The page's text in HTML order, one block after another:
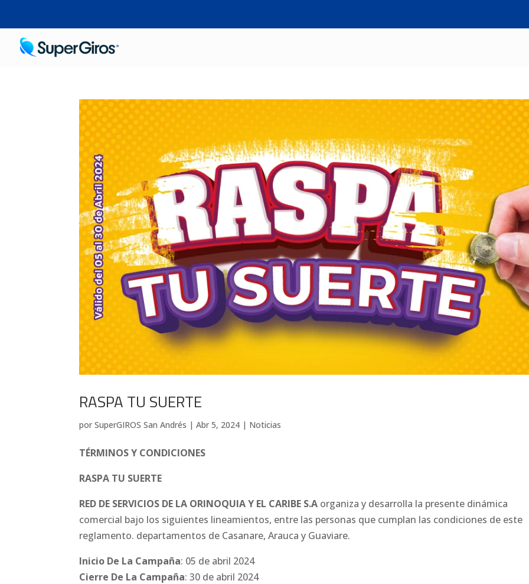
RASPA TU SUERTE
porSuperGIROS San Andrés |Abr 5, 2024 | Noticias
TÉRMINOS Y CONDICIONES
RASPA TU SUERTE
RED DE SERVICIOS DE LA ORINOQUIA Y EL CARIBE S.A organiza y desarrolla la presente dinámica
comercial bajo los siguientes lineamientos, entre las personas que cumplan las condiciones de este
reglamento. departamentos de Casanare, Arauca y Guaviare.
Inicio De La Campaña: 05 de abril 2024
Cierre De La Campaña: 30 de abril 2024